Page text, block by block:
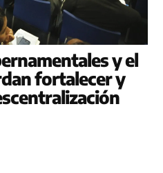
y el
fortalecer y